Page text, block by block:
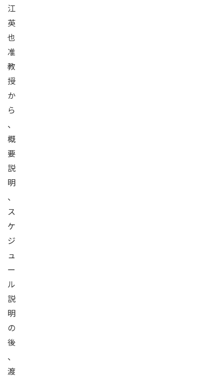
江
英
也
准
教
授
か
ら
、
概
要
説
明
、
ス
ケ
ジ
ュ
ー
ル
説
明
の
後
、
渡